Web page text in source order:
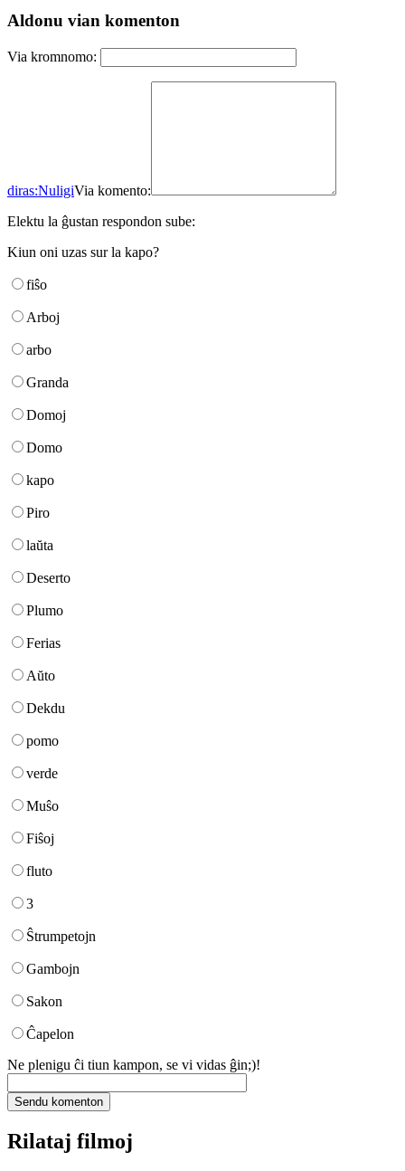
Aldonu vian komenton
Via kromnomo:
diras:NuligiVia komento:
Elektu la ĝustan respondon sube:
Kiun oni uzas sur la kapo?
fiŝo
Arboj
arbo
Granda
Domoj
Domo
kapo
Piro
laŭta
Deserto
Plumo
Ferias
Aŭto
Dekdu
pomo
verde
Muŝo
Fiŝoj
fluto
3
Ŝtrumpetojn
Gambojn
Sakon
Ĉapelon
Ne plenigu ĉi tiun kampon, se vi vidas ĝin;)!
Rilataj filmoj